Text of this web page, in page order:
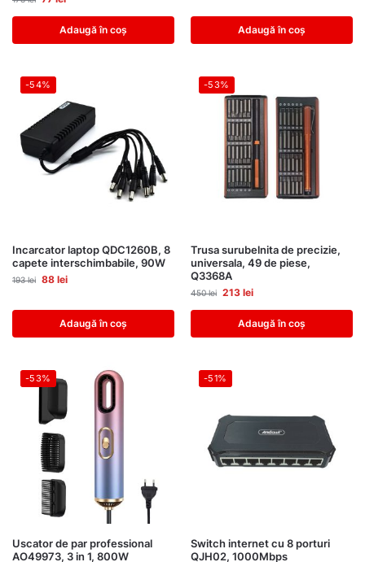
Adaugă în coș Adaugă în coș
-54%
Incarcator laptop QDC1260B, 8
capete interschimbabile, 90W
193lei 88 lei
Adaugă în coș
-53%
Trusa surubelnita de precizie,
universala, 49 de piese,
Q3368A
450lei 213 lei
Adaugă în coș
-53%
Uscator de par professional
AO49973, 3 in 1, 800W
-51%
Switch internet cu 8 porturi
QJH02, 1000Mbps